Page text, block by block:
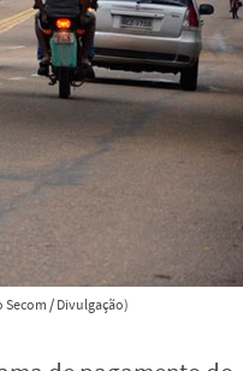
/ Divulgação)